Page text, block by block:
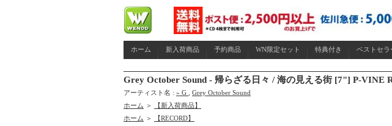
ホーム 新入荷商品 予約商品 WN限定セット 特典付き ベストセラ
Grey October Sound - 帰らざる日々 / 海の見える街 [7"] P-VINE
アーティスト名 : » G
Grey October Sound
ホーム ＞
【新入荷商品】
ホーム ＞
【RECORD】